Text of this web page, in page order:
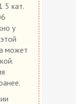
5 кат.
у
может